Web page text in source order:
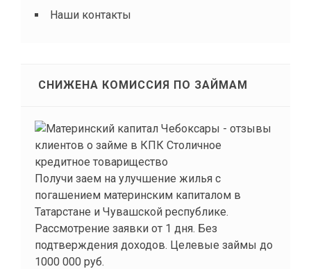
Наши контакты
СНИЖЕНА КОМИССИЯ ПО ЗАЙМАМ
Получи заем на улучшение жилья с
погашением материнским капиталом в
Татарстане и Чувашской республике.
Рассмотрение заявки от 1 дня. Без
подтверждения доходов. Целевые займы до
1000 000 руб.